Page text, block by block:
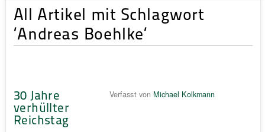
All Artikel mit Schlagwort
‘Andreas Boehlke‘
30 Jahre
verhüllter
Reichstag
Verfasst von Michael Kolkmann